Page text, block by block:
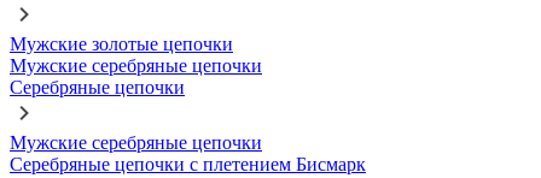
Мужские золотые цепочки
Мужские серебряные цепочки
Серебряные цепочки
Мужские серебряные цепочки
Серебряные цепочки с плетением Бисмарк